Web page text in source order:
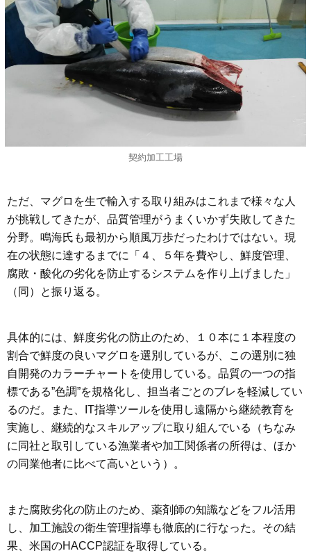
契約加工工場
ただ、マグロを生で輸入する取り組みはこれまで様々な人
が挑戦してきたが、品質管理がうまくいかず失敗してきた
分野。鳴海氏も最初から順風万歩だったわけではない。現
在の状態に達するまでに「４、５年を費やし、鮮度管理、
腐敗・酸化の劣化を防止するシステムを作り上げました」
（同）と振り返る。
具体的には、鮮度劣化の防止のため、１０本に１本程度の
割合で鮮度の良いマグロを選別しているが、この選別に独
自開発のカラーチャートを使用している。品質の一つの指
標である”色調”を規格化し、担当者ごとのブレを軽減してい
るのだ。また、IT指導ツールを使用し遠隔から継続教育を
実施し、継続的なスキルアップに取り組んでいる（ちなみ
に同社と取引している漁業者や加工関係者の所得は、ほか
の同業他者に比べて高いという）。
また腐敗劣化の防止のため、薬剤師の知識などをフル活用
し、加工施設の衛生管理指導も徹底的に行なった。その結
果、米国のHACCP認証を取得している。